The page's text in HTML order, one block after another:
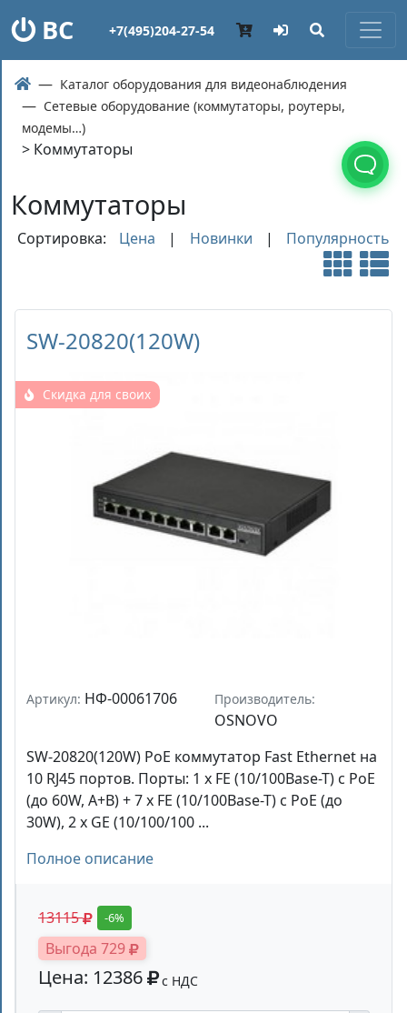
ВС +7(495)204-27-54
Каталог оборудования для видеонаблюдения
Сетевые оборудование (коммутаторы, роутеры,
модемы…)
> Коммутаторы
Коммутаторы
Сортировка: Цена | Новинки | Популярность
SW-20820(120W)
Скидка для своих
Артикул: НФ-00061706 Производитель:
OSNOVO
SW-20820(120W) PoE коммутатор Fast Ethernet на
10 RJ45 портов. Порты: 1 x FE (10/100Base-T) с PoE
(до 60W, A+B) + 7 x FE (10/100Base-T) с PoE (до
30W), 2 x GE (10/100/100 ...
Полное описание
13115 -6%
Выгода 729
Цена: 12386 с НДС